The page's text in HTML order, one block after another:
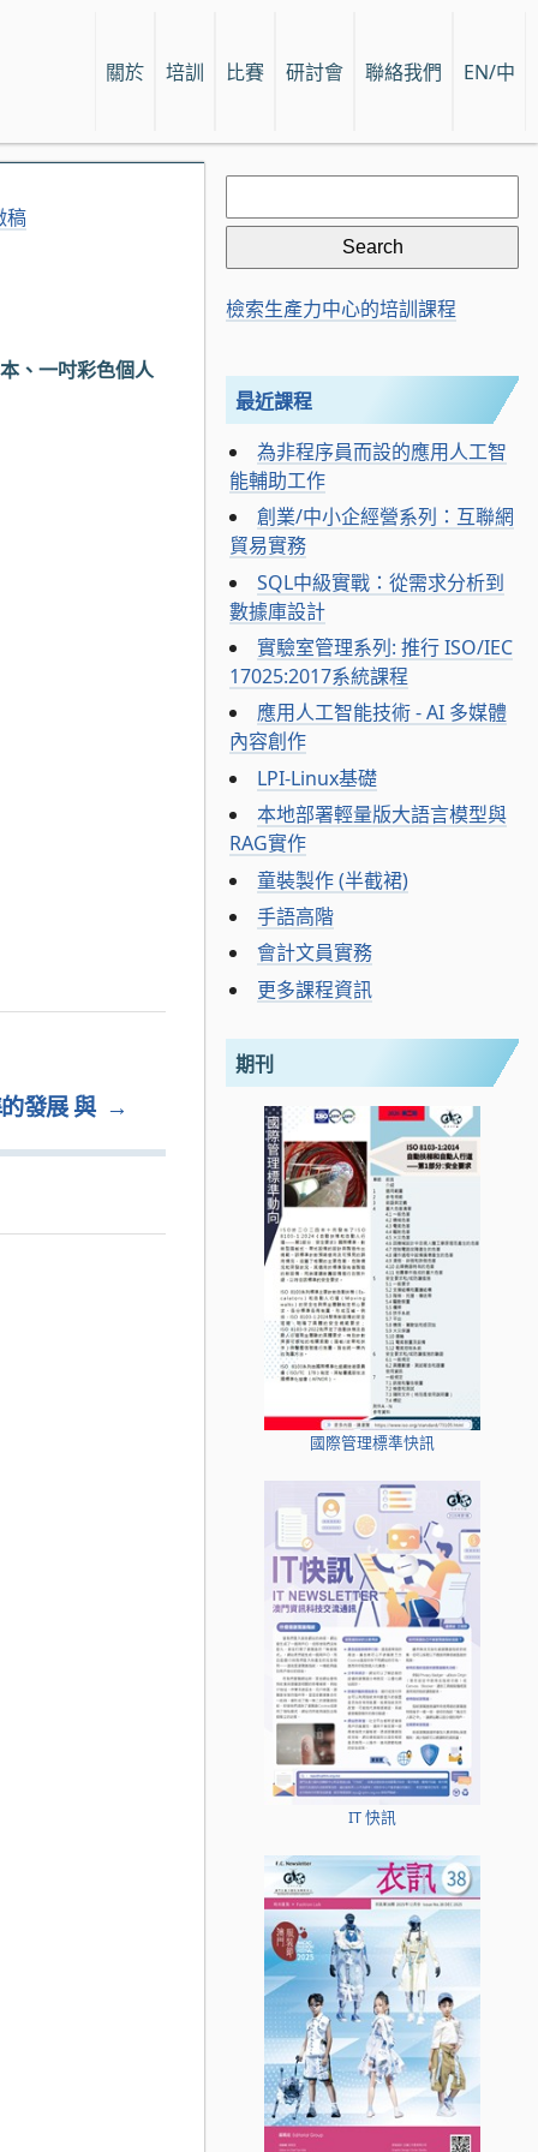
關於 培訓 比賽 研討會 聯絡我們 EN/中
稿
、一吋彩色個人
→
發展 與
Search
for:
檢索生產力中心的培訓課程
最近課程
為非程序員而設的應用人工智
能輔助工作
創業/中小企經營系列：互聯網
貿易實務
SQL中級實戰：從需求分析到
數據庫設計
實驗室管理系列: 推行 ISO/IEC
17025:2017系統課程
應用人工智能技術 - AI 多媒體
內容創作
LPI-Linux基礎
本地部署輕量版大語言模型與
RAG實作
童裝製作 (半截裙)
手語高階
會計文員實務
更多課程資訊
期刊
國際管理標準快訊
IT 快訊